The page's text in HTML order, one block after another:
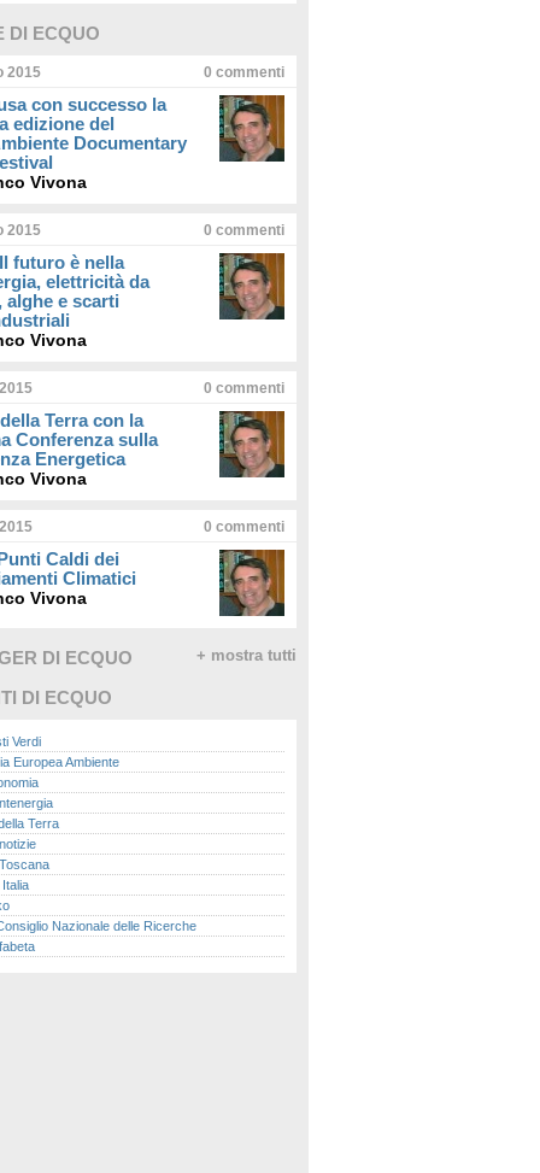
DI ECQUO
2015 0 commenti
con successo la
edizione del
Documentary
Vivona
2015 0 commenti
futuro è nella
elettricità da
alghe e scarti
Vivona
0 commenti
Terra con la
Conferenza sulla
Energetica
Vivona
0 commenti
Caldi dei
Climatici
Vivona
DI ECQUO + mostra tutti
DI ECQUO
Verdi
Europea Ambiente
Terra
Nazionale delle Ricerche